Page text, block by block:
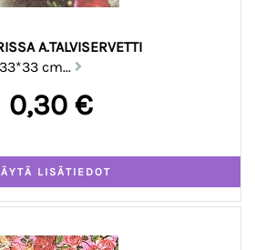
A.TALVISERVETTI
cm...
0,30 €